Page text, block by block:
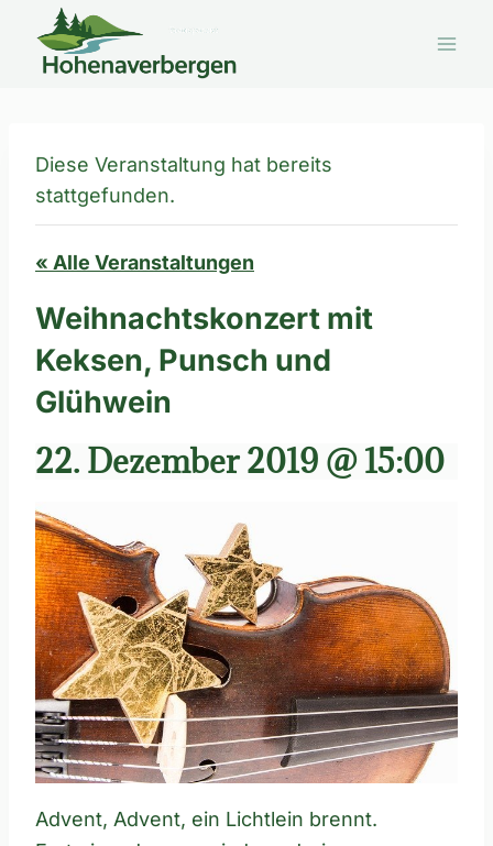
Inhalt
springen
Diese Veranstaltung hat bereits
stattgefunden.
« Alle Veranstaltungen
Weihnachtskonzert mit
Keksen, Punsch und
Glühwein
22. Dezember 2019 @ 15:00
Advent, Advent, ein Lichtlein brennt.